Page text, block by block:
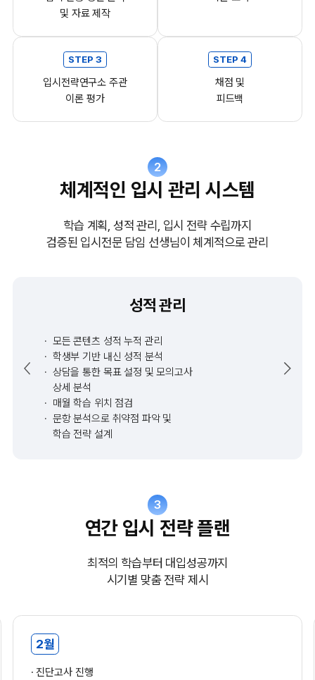
및 자료 제작
STEP 3
입시전략연구소 주관
이론 평가
STEP 4
채점 및
피드백
2
체계적인 입시 관리 시스템
학습 계획, 성적 관리, 입시 전략 수립까지
검증된 입시전문 담임 선생님이 체계적으로 관리
성적 관리
모든 콘텐츠 성적 누적 관리
학생부 기반 내신 성적 분석
상담을 통한 목표 설정 및 모의고사
상세 분석
매월 학습 위치 점검
문항 분석으로 취약점 파악 및
학습 전략 설계
3
연간 입시 전략 플랜
최적의 학습부터 대입성공까지
시기별 맞춤 전략 제시
2월
진단고사 진행